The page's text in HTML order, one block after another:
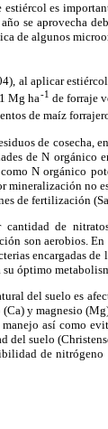
es
se aprovecha
de algunos
al aplicar
Mg ha-1 de forraje
de maíz
de
de N orgánico
N orgánico
mineralización no
de fertilización
cantidad de
son aerobios.
encargadas
su óptimo
del suelo es
y magnesio
así como
del suelo
de